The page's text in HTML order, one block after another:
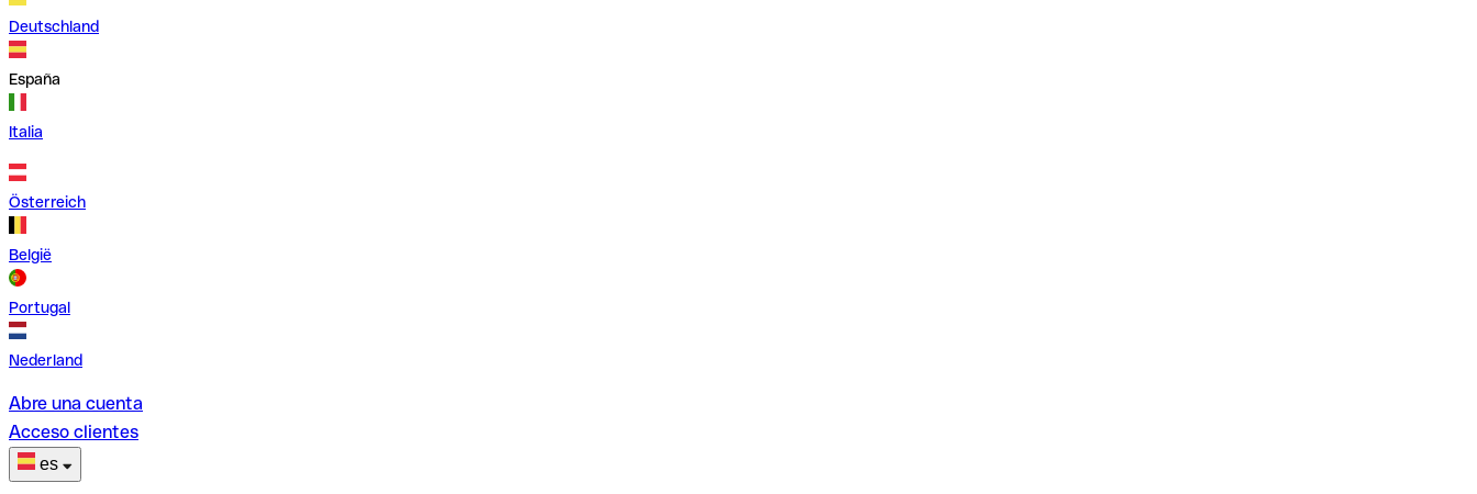
Deutschland
España
Italia
Österreich
België
Portugal
Nederland
Abre una cuenta
Acceso clientes
es